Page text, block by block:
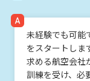
未経験でも可能
をスタートしま
求める航空会社
訓練を受け、必